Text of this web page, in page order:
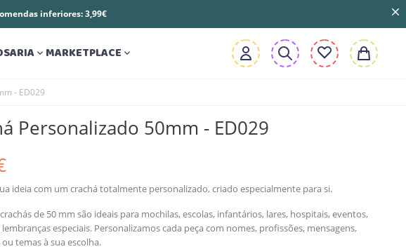
inferiores: 3,99€
 MARKETPLACE 
- ED029
Personalizado 50mm - ED029
ideia com um crachá totalmente personalizado, criado especialmente para si.
de 50 mm são ideais para mochilas, escolas, infantários, lares, hospitais, eventos,
especiais. Personalizamos cada peça com nomes, profissões, mensagens,
temas à sua escolha.